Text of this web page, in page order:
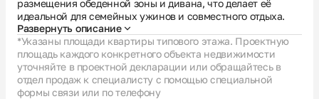
размещения обеденной зоны и дивана, что делает её
идеальной для семейных ужинов и совместного отдыха.
Развернуть описание
*Указаны площади квартиры типового этажа. Проектную
площадь каждого конкретного объекта недвижимости
уточняйте в проектной декларации или обращайтесь в
отдел продаж к специалисту с помощью специальной
формы связи или по телефону